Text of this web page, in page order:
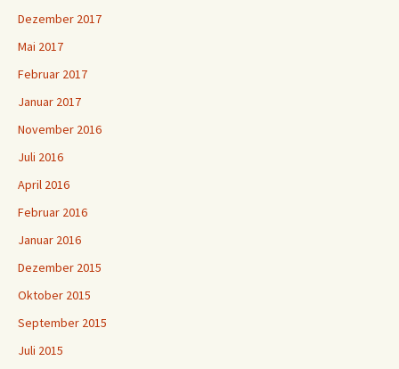
Dezember 2017
Mai 2017
Februar 2017
Januar 2017
November 2016
Juli 2016
April 2016
Februar 2016
Januar 2016
Dezember 2015
Oktober 2015
September 2015
Juli 2015